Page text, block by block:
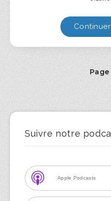
Page
Suivre notre
Apple Podcasts